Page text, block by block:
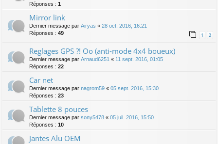
Réponses : 1
Mirror link
Dernier message par Airyas « 28 oct. 2016, 16:21
Réponses : 49 1 2
Reglages GPS ?! Oo (anti-mode 4x4 boueux)
Dernier message par Arnaud6251 « 11 sept. 2016, 01:05
Réponses : 22
Car net
Dernier message par nagrom59 « 05 sept. 2016, 15:30
Réponses : 23
Tablette 8 pouces
Dernier message par sony5478 « 05 juil. 2016, 15:50
Réponses : 10
Jantes Alu OEM